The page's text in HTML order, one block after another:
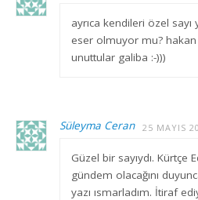
ayrıca kendileri özel sayı
eser olmuyor mu?
unuttular galiba :-)))
Süleyma Ceran 25 MAYIS
Güzel bir sayıydı. Kürtçe
gündem olacağını
yazı ısmarladım. İtiraf